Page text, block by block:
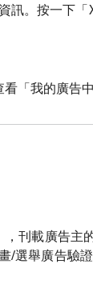
訊。按一下
看「我的廣告
刊載廣告主
/選舉廣告驗